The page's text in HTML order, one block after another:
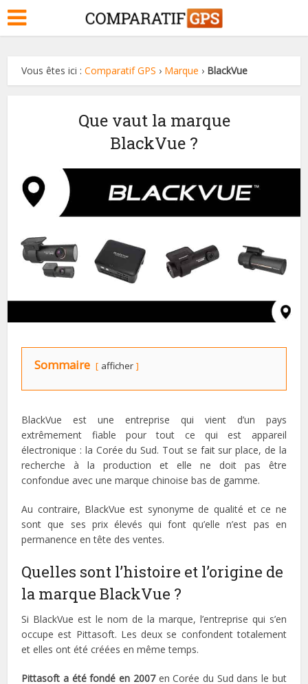
Vous êtes ici :Comparatif GPS › Marque › BlackVue
Que vaut la marque
BlackVue ?
Sommaire afficher
BlackVue est une entreprise qui vient d’un pays
extrêmement fiable pour tout ce qui est appareil
électronique : la Corée du Sud. Tout se fait sur place, de la
recherche à la production et elle ne doit pas être
confondue avec une marque chinoise bas de gamme.
Au contraire, BlackVue est synonyme de qualité et ce ne
sont que ses prix élevés qui font qu’elle n’est pas en
permanence en tête des ventes.
Quelles sont l’histoire et l’origine de
la marque BlackVue ?
Si BlackVue est le nom de la marque, l’entreprise qui s’en
occupe est Pittasoft. Les deux se confondent totalement
et elles ont été créées en même temps.
Pittasoft a été fondé en 2007en Corée du Sud dans le but